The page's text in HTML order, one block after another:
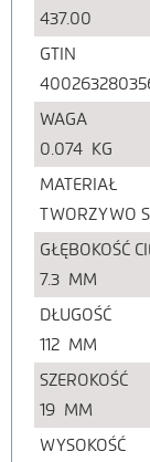
437.00
GTIN
WAGA
0.074 KG
MATERIAŁ
TWORZYWO
GŁĘBOKOŚĆ
7.3 MM
DŁUGOŚĆ
112 MM
SZEROKOŚĆ
19 MM
WYSOKOŚĆ